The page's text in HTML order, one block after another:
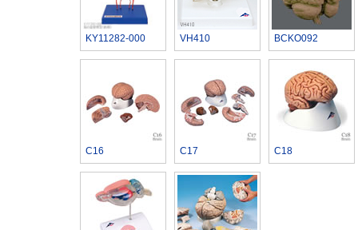
KY11282-000 VH410 BCKO092
C16 C17 C18